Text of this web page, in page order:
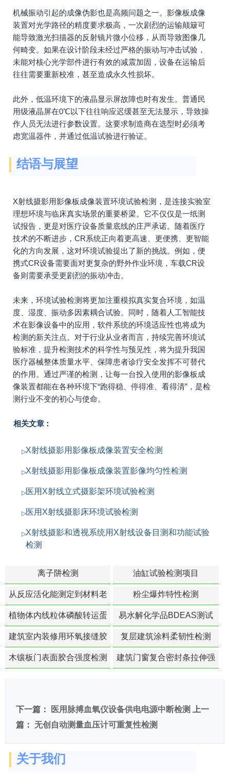
机械振动引起的成像伪影也是高频问题之一。影像板成像
装置对光学路径的精度要求极高，一次剧烈的运输颠簸可
能导致激光扫描器的反射镜片微小位移，从而导致图像几
何畸变。如果在设计阶段未经过严格的振动与冲击试验，
未能对核心光学部件进行有效的减震加固，设备在运输后
往往需要重新校准，甚至造成永久性损坏。
此外，低温环境下的液晶显示屏故障也时有发生。普通民
用级液晶屏在0℃以下往往响应迟缓甚至无法显示，导致操
作人员无法进行参数设置。这要求制造商在选型时必须考
虑宽温器件，并通过低温试验进行验证。
结语与展望
X射线摄影用影像板成像装置环境试验检测，是连接实验室
理想环境与临床真实场景的重要桥梁。它不仅仅是一纸测
试报告，更是对医疗设备质量底线的庄严承诺。随着医疗
技术的不断进步，CR系统正向着更高速、更便携、更智能
化的方向发展，这对环境试验提出了新的挑战。例如，便
携式CR设备需要面对更复杂的野外作业环境，车载CR设
备则需要承受更剧烈的振动冲击。
未来，环境试验检测将更加注重模拟真实复合环境，如温
度、湿度、振动多因素耦合试验。同时，随着人工智能技
术在影像设备中的应用，软件系统的环境适应性也将成为
检测的新关注点。对于行业从业者而言，持续完善环境试
验标准，提升检测技术的科学性与预见性，将为提升我国
医疗器械整体质量水平、保障患者诊疗安全发挥不可替代
的作用。通过严谨的检测，让每一台投入使用的影像板成
像装置都能在各种环境下“跑得稳、停得准、看得清”，是检
测行业不变的初心与使命。
相关文章：
X射线摄影用影像板成像装置安全检测
X射线摄影用影像板成像装置影像均匀性检测
医用X射线立式摄影架环境试验检测
医用X射线摄影床环境试验检测
X射线摄影和透视系统用X射线设备目测和功能试验
检测
离子阱检测 油缸试验检测项目
从反应活化能测定到材料老
化寿命预测的经典模型
粉尘爆炸特性检测
植物体内线粒体磷酸转运蛋
白活性检测
易水解化学品BDEAS测试
建筑室内装修用环氧接缝胶
苯含量检测
复层建筑涂料柔韧性检测
木镶板门表面胶合强度检测
建筑门窗复合密封条拉伸强
下一篇： 医用脉搏血氧仪设备供电电源中断检测
上一
篇： 无创自动测量血压计可重复性检测
关于我们